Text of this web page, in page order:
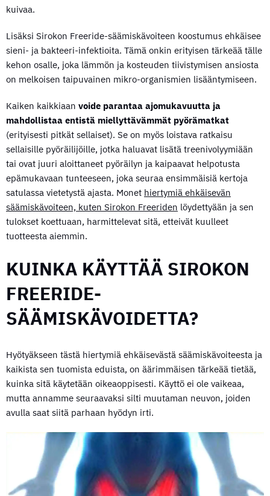
kuivaa.
Lisäksi Sirokon Freeride-säämiskävoiteen koostumus ehkäisee
sieni- ja bakteeri-infektioita. Tämä onkin erityisen tärkeää tälle
kehon osalle, joka lämmön ja kosteuden tiivistymisen ansiosta
on melkoisen taipuvainen mikro-organismien lisääntymiseen.
Kaiken kaikkiaan voide parantaa ajomukavuutta ja
mahdollistaa entistä miellyttävämmät pyörämatkat
(erityisesti pitkät sellaiset). Se on myös loistava ratkaisu
sellaisille pyöräilijöille, jotka haluavat lisätä treenivolyymiään
tai ovat juuri aloittaneet pyöräilyn ja kaipaavat helpotusta
epämukavaan tunteeseen, joka seuraa ensimmäisiä kertoja
satulassa vietetystä ajasta. Monet hiertymiä ehkäisevän
säämiskävoiteen, kuten Sirokon Freeriden löydettyään ja sen
tulokset koettuaan, harmittelevat sitä, etteivät kuulleet
tuotteesta aiemmin.
KUINKA KÄYTTÄÄ SIROKON
FREERIDE-
SÄÄMISKÄVOIDETTA?
Hyötyäkseen tästä hiertymiä ehkäisevästä säämiskävoiteesta ja
kaikista sen tuomista eduista, on äärimmäisen tärkeää tietää,
kuinka sitä käytetään oikeaoppisesti. Käyttö ei ole vaikeaa,
mutta annamme seuraavaksi silti muutaman neuvon, joiden
avulla saat siitä parhaan hyödyn irti.